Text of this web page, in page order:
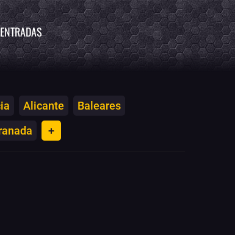
ENTRADAS
Alicante
Baleares
+